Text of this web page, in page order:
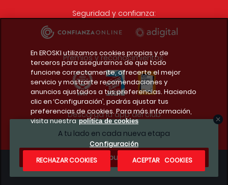
A tu lado en cada nueva etapa
¿Te apuntas?
Seguridad y confianza:
Premios y reconocimientos:
Descarga la app del club
Condiciones legales
En EROSKI utilizamos cookies propias y de
terceros para asegurarnos de que todo
funcione correctamente, ofrecerte el mejor
servicio y mostrarte recomendaciones y
anuncios ajustados a tus preferencias. Haciendo
clic en ‘Configuración’, podrás ajustar tus
preferencias de cookies. Para más información,
visita nuestra política de cookies
Configuración
RECHAZAR COOKIES
ACEPTAR COOKIES